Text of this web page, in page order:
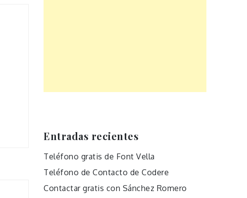
Entradas recientes
Teléfono gratis de Font Vella
Teléfono de Contacto de Codere
Contactar gratis con Sánchez Romero